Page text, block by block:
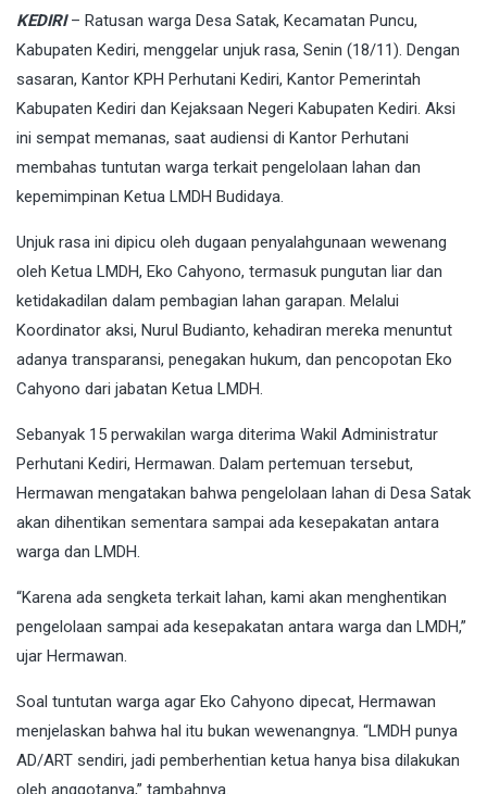
KEDIRI– Ratusan warga Desa Satak, Kecamatan Puncu,
Kabupaten Kediri, menggelar unjuk rasa, Senin (18/11). Dengan
sasaran, Kantor KPH Perhutani Kediri, Kantor Pemerintah
Kabupaten Kediri dan Kejaksaan Negeri Kabupaten Kediri. Aksi
ini sempat memanas, saat audiensi di Kantor Perhutani
membahas tuntutan warga terkait pengelolaan lahan dan
kepemimpinan Ketua LMDH Budidaya.
Unjuk rasa ini dipicu oleh dugaan penyalahgunaan wewenang
oleh Ketua LMDH, Eko Cahyono, termasuk pungutan liar dan
ketidakadilan dalam pembagian lahan garapan. Melalui
Koordinator aksi, Nurul Budianto, kehadiran mereka menuntut
adanya transparansi, penegakan hukum, dan pencopotan Eko
Cahyono dari jabatan Ketua LMDH.
Sebanyak 15 perwakilan warga diterima Wakil Administratur
Perhutani Kediri, Hermawan. Dalam pertemuan tersebut,
Hermawan mengatakan bahwa pengelolaan lahan di Desa Satak
akan dihentikan sementara sampai ada kesepakatan antara
warga dan LMDH.
“Karena ada sengketa terkait lahan, kami akan menghentikan
pengelolaan sampai ada kesepakatan antara warga dan LMDH,”
ujar Hermawan.
Soal tuntutan warga agar Eko Cahyono dipecat, Hermawan
menjelaskan bahwa hal itu bukan wewenangnya. “LMDH punya
AD/ART sendiri, jadi pemberhentian ketua hanya bisa dilakukan
oleh anggotanya,” tambahnya.